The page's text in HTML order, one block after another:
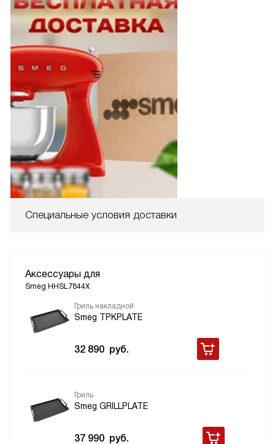
Специальные условия доставки
Аксессуары для
Smeg HHSL7844X
Гриль накладной
Smeg TPKPLATE
32 890 руб.
Гриль
Smeg GRILLPLATE
37 990 руб.